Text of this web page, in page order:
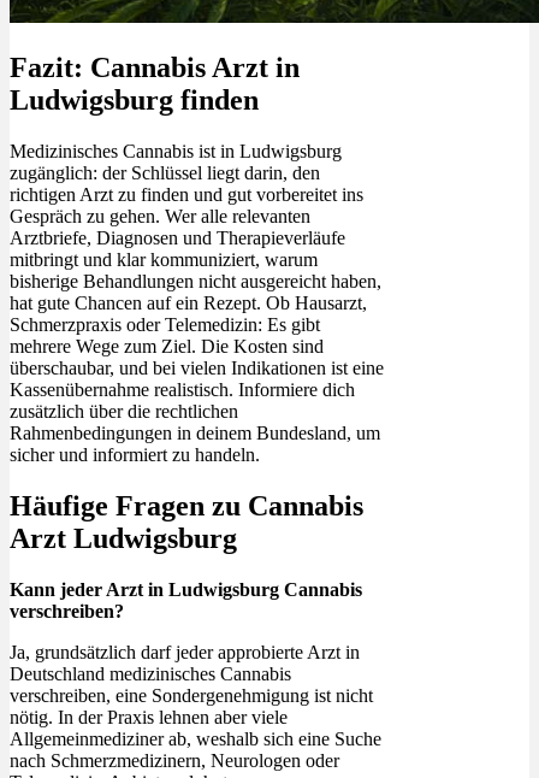
Fazit: Cannabis Arzt in
Ludwigsburg finden
Medizinisches Cannabis ist in Ludwigsburg
zugänglich: der Schlüssel liegt darin, den
richtigen Arzt zu finden und gut vorbereitet ins
Gespräch zu gehen. Wer alle relevanten
Arztbriefe, Diagnosen und Therapieverläufe
mitbringt und klar kommuniziert, warum
bisherige Behandlungen nicht ausgereicht haben,
hat gute Chancen auf ein Rezept. Ob Hausarzt,
Schmerzpraxis oder Telemedizin: Es gibt
mehrere Wege zum Ziel. Die Kosten sind
überschaubar, und bei vielen Indikationen ist eine
Kassenübernahme realistisch. Informiere dich
zusätzlich über die rechtlichen
Rahmenbedingungen in deinem Bundesland, um
sicher und informiert zu handeln.
Häufige Fragen zu Cannabis
Arzt Ludwigsburg
Kann jeder Arzt in Ludwigsburg Cannabis
verschreiben?
Ja, grundsätzlich darf jeder approbierte Arzt in
Deutschland medizinisches Cannabis
verschreiben, eine Sondergenehmigung ist nicht
nötig. In der Praxis lehnen aber viele
Allgemeinmediziner ab, weshalb sich eine Suche
nach Schmerzmedizinern, Neurologen oder